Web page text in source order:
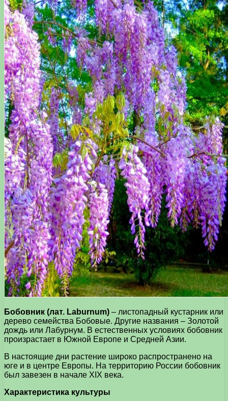
Бобовник (лат. Laburnum) – листопадный кустарник или
дерево семейства Бобовые. Другие названия – Золотой
дождь или Лабурнум. В естественных условиях бобовник
произрастает в Южной Европе и Средней Азии.
В настоящие дни растение широко распространено на
юге и в центре Европы. На территорию России бобовник
был завезен в начале XIX века.
Характеристика культуры